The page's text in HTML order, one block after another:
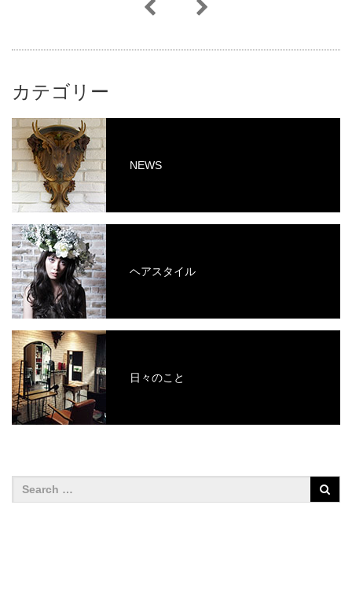
カテゴリー
NEWS
ヘアスタイル
日々のこと